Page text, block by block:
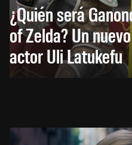
¿Quién será
of Zelda? Un
actor Uli Latukefu